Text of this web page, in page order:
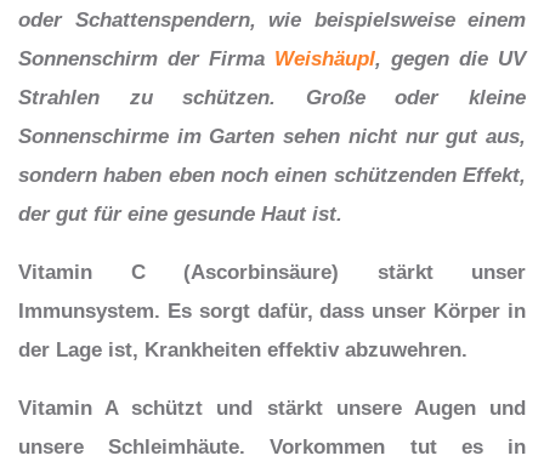
oder Schattenspendern, wie beispielsweise einem
Sonnenschirm der Firma Weishäupl, gegen die UV
Strahlen zu schützen. Große oder kleine
Sonnenschirme im Garten sehen nicht nur gut aus,
sondern haben eben noch einen schützenden Effekt,
der gut für eine gesunde Haut ist.
Vitamin C (Ascorbinsäure) stärkt unser
Immunsystem. Es sorgt dafür, dass unser Körper in
der Lage ist, Krankheiten effektiv abzuwehren.
Vitamin A schützt und stärkt unsere Augen und
unsere Schleimhäute. Vorkommen tut es in